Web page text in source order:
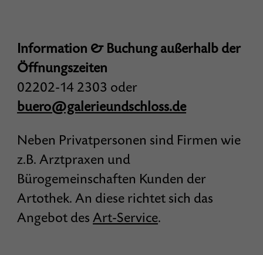
Information & Buchung außerhalb der
Öffnungszeiten
02202-14 2303 oder
buero@galerieundschloss.de
Neben Privatpersonen sind Firmen wie
z.B. Arztpraxen und
Bürogemeinschaften Kunden der
Artothek. An diese richtet sich das
Angebot desArt-Service.